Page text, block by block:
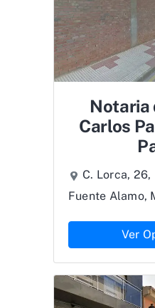
Notaria
Carlos
C. Lorca,
Fuente Alamo,
Ver